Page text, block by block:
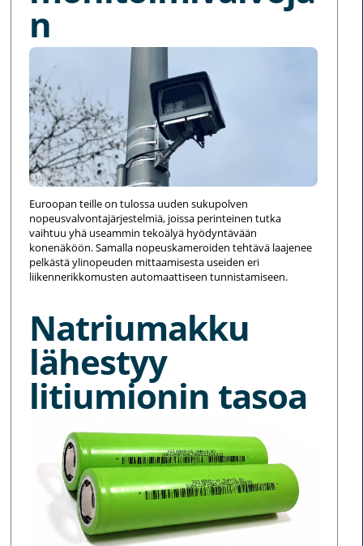
n
Euroopan teille on tulossa uuden sukupolven
nopeusvalvontajärjestelmiä, joissa perinteinen tutka
vaihtuu yhä useammin tekoälyä hyödyntävään
konenäköön. Samalla nopeuskameroiden tehtävä laajenee
pelkästä ylinopeuden mittaamisesta useiden eri
liikennerikkomusten automaattiseen tunnistamiseen.
Natriumakku
lähestyy
litiumionin tasoa